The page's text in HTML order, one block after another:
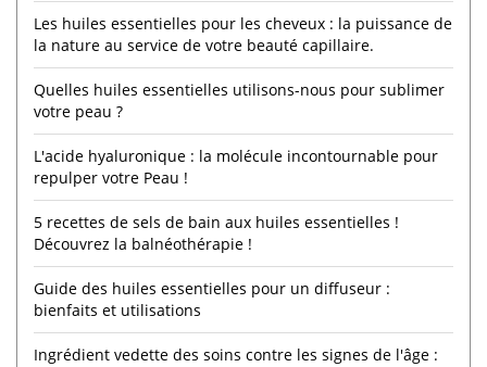
Les huiles essentielles pour les cheveux : la puissance de
la nature au service de votre beauté capillaire.
Quelles huiles essentielles utilisons-nous pour sublimer
votre peau ?
L'acide hyaluronique : la molécule incontournable pour
repulper votre Peau !
5 recettes de sels de bain aux huiles essentielles !
Découvrez la balnéothérapie !
Guide des huiles essentielles pour un diffuseur :
bienfaits et utilisations
Ingrédient vedette des soins contre les signes de l'âge :